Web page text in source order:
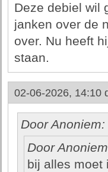
Deze debiel wil
janken over de
over. Nu heeft
staan.
02-06-2026, 14:10
Door Anoniem:
Door
bij alles moet